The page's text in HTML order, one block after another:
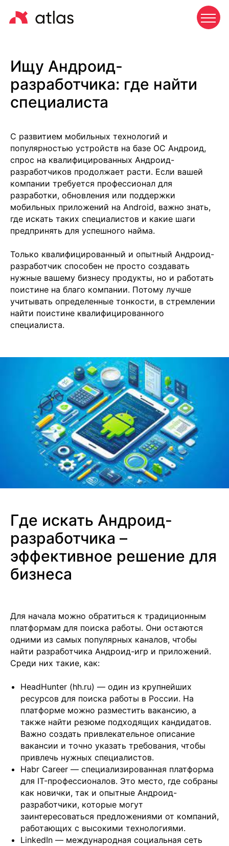
Ищу Андроид-
разработчика: где найти
специалиста
С развитием мобильных технологий и
популярностью устройств на базе ОС Андроид,
спрос на квалифицированных Андроид-
разработчиков продолжает расти. Если вашей
компании требуется профессионал для
разработки, обновления или поддержки
мобильных приложений на Android, важно знать,
где искать таких специалистов и какие шаги
предпринять для успешного найма.
Только квалифицированный и опытный Андроид-
разработчик способен не просто создавать
нужные вашему бизнесу продукты, но и работать
поистине на благо компании. Потому лучше
учитывать определенные тонкости, в стремлении
найти поистине квалифицированного
специалиста.
Где искать Андроид-
разработчика –
эффективное решение для
бизнеса
Для начала можно обратиться к традиционным
платформам для поиска работы. Они остаются
одними из самых популярных каналов, чтобы
найти разработчика Андроид-игр и приложений.
Среди них такие, как:
HeadHunter (hh.ru) — один из крупнейших
ресурсов для поиска работы в России. На
платформе можно разместить вакансию, а
также найти резюме подходящих кандидатов.
Важно создать привлекательное описание
вакансии и точно указать требования, чтобы
привлечь нужных специалистов.
Habr Career — специализированная платформа
для IT-профессионалов. Это место, где собраны
как новички, так и опытные Андроид-
разработчики, которые могут
заинтересоваться предложениями от компаний,
работающих с высокими технологиями.
LinkedIn — международная социальная сеть